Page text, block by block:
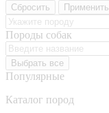
Сбросить Применить
Породы собак
Выбрать все
Популярные
Каталог пород